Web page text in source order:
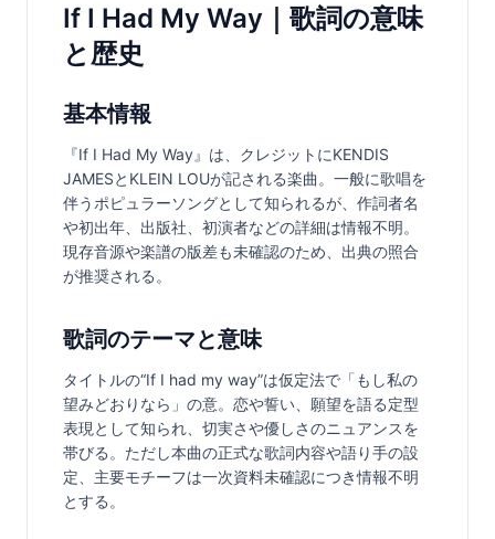
If I Had My Way｜歌詞の意味
と歴史
基本情報
『If I Had My Way』は、クレジットにKENDIS
JAMESとKLEIN LOUが記される楽曲。一般に歌唱を
伴うポピュラーソングとして知られるが、作詞者名
や初出年、出版社、初演者などの詳細は情報不明。
現存音源や楽譜の版差も未確認のため、出典の照合
が推奨される。
歌詞のテーマと意味
タイトルの“If I had my way”は仮定法で「もし私の
望みどおりなら」の意。恋や誓い、願望を語る定型
表現として知られ、切実さや優しさのニュアンスを
帯びる。ただし本曲の正式な歌詞内容や語り手の設
定、主要モチーフは一次資料未確認につき情報不明
とする。